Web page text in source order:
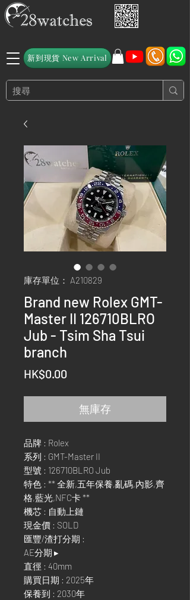
新到現貨 New Arrival
庫存單位： A210829
Brand new Rolex GMT-
Master II 126710BLRO
Jub - Tsim Sha Tsui
branch
HK$0.00
無庫存
品牌 : Rolex
系列 : GMT-Master II
型號 : 126710BLRO Jub
特色 : ** 全新,五年保養,亂碼,內影,齊
格,藍光,NFC卡 **
機芯 : 自動上鏈
現金價 : SOLD
匯豐/渣打分期 :
AE分期 ▸
直徑 : 40mm
購買日期 : 2025年
保養到 : 2030年